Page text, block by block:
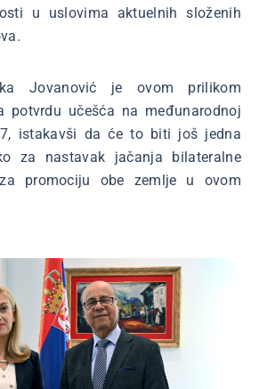
u uslovima aktuelnih složenih
Jovanović je ovom prilikom
potvrdu učešća na međunarodnoj
istakavši da će to biti još jedna
za nastavak jačanja bilateralne
promociju obe zemlje u ovom